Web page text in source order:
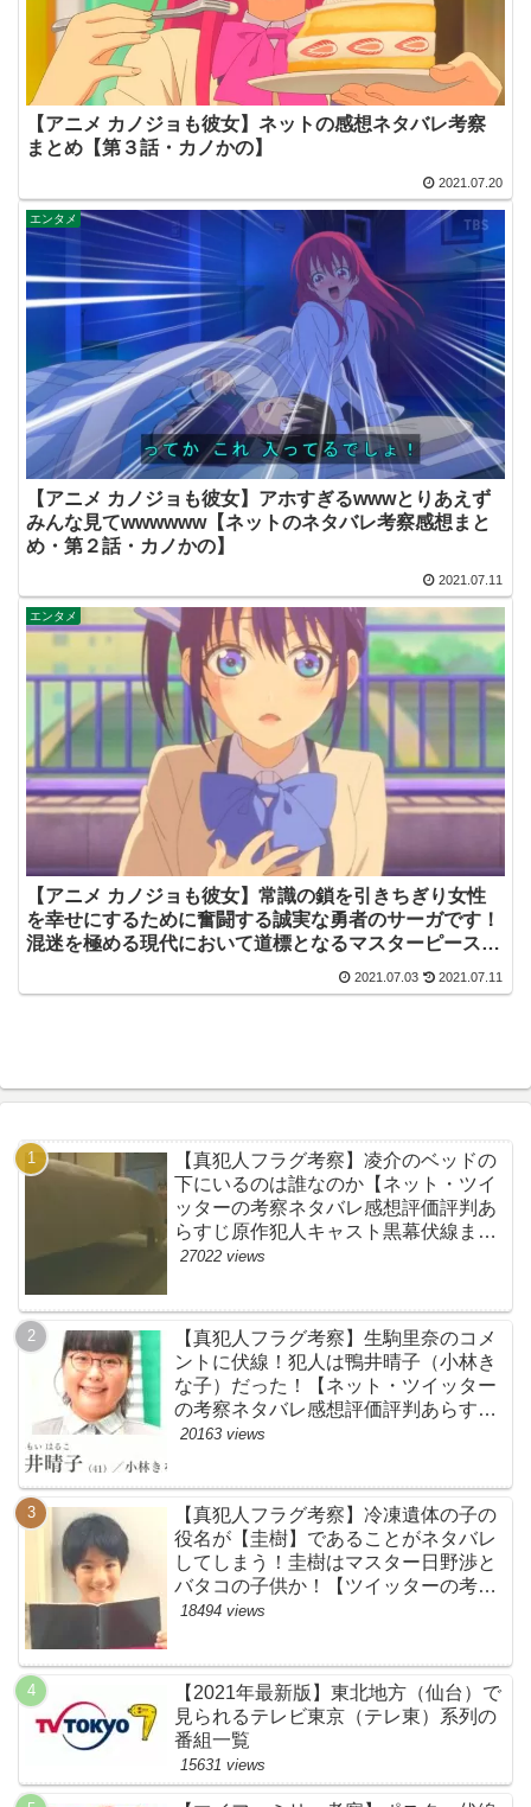
【アニメ カノジョも彼女】ネットの感想ネタバレ考察
まとめ【第３話・カノかの】
2021.07.20
エンタメ
【アニメ カノジョも彼女】アホすぎるwwwとりあえず
みんな見てwwwwww【ネットのネタバレ考察感想まと
め・第２話・カノかの】
2021.07.11
エンタメ
【アニメ カノジョも彼女】常識の鎖を引きちぎり女性
を幸せにするために奮闘する誠実な勇者のサーガです！
混迷を極める現代において道標となるマスターピース！
ぜひご視聴ください！【ネットのネタバレ考察感想まと
め・第１話（初回）・カノかの】
2021.07.03 2021.07.11
【真犯人フラグ考察】凌介のベッドの
下にいるのは誰なのか【ネット・ツイ
ッターの考察ネタバレ感想評価評判あ
らすじ原作犯人キャスト黒幕伏線まと
め】
27022 views
【真犯人フラグ考察】生駒里奈のコメ
ントに伏線！犯人は鴨井晴子（小林き
な子）だった！【ネット・ツイッター
の考察ネタバレ感想評価評判あらすじ
原作犯人キャスト黒幕伏線まとめ・鴨
20163 views
【真犯人フラグ考察】冷凍遺体の子の
役名が【圭樹】であることがネタバレ
してしまう！圭樹はマスター日野渉と
バタコの子供か！【ツイッターの考察
ネタバレ感想評価評判あらすじ原作犯
18494 views
【2021年最新版】東北地方（仙台）で
見られるテレビ東京（テレ東）系列の
番組一覧
15631 views